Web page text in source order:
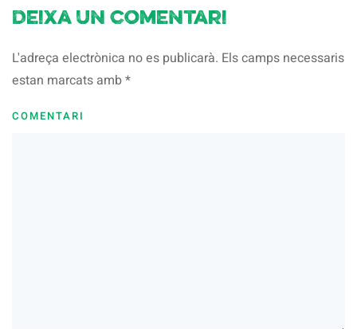
Deixa un comentari
L'adreça electrònica no es publicarà. Els camps necessaris
estan marcats amb*
COMENTARI